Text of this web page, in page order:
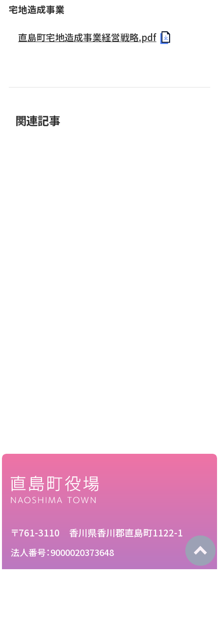
宅地造成事業
直島町宅地造成事業経営戦略.pdf
関連記事
〒761-3110 香川県香川郡直島町1122-1
法人番号：9000020373648